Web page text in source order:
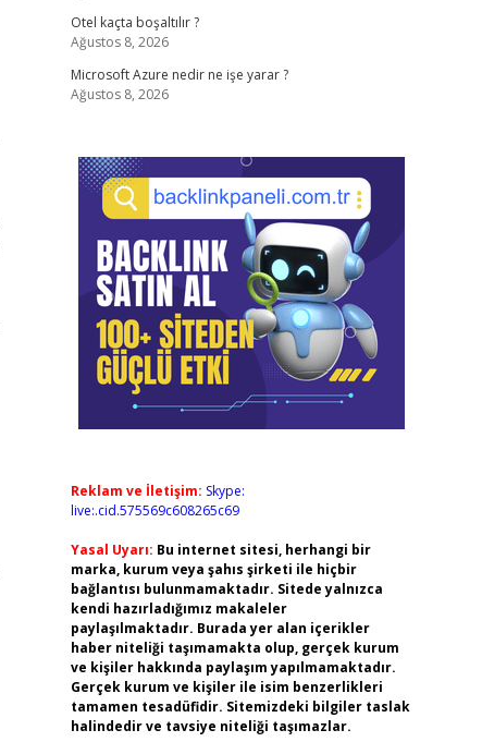
Otel kaçta boşaltılır ?
Ağustos 8, 2026
Microsoft Azure nedir ne işe yarar ?
Ağustos 8, 2026
Reklam ve İletişim: Skype:
live:.cid.575569c608265c69
Yasal Uyarı: Bu internet sitesi, herhangi bir
marka, kurum veya şahıs şirketi ile hiçbir
bağlantısı bulunmamaktadır. Sitede yalnızca
kendi hazırladığımız makaleler
paylaşılmaktadır. Burada yer alan içerikler
haber niteliği taşımamakta olup, gerçek kurum
ve kişiler hakkında paylaşım yapılmamaktadır.
Gerçek kurum ve kişiler ile isim benzerlikleri
tamamen tesadüfidir. Sitemizdeki bilgiler taslak
halindedir ve tavsiye niteliği taşımazlar.